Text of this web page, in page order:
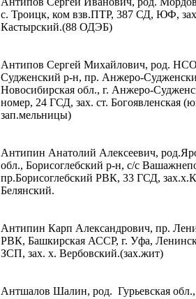
с. Троицк, ком взв.ПТР, 387 СД, ЮФ,
Кастырский.(88 ОДЭБ)
Антипов Сергей Михайлович, род.
Судженский р-н, пр. Анжеро-
Новосибирская обл., г. Анжеро-
номер, 24 ГСД, зах. ст. Богоявленская
зап.мельницы)
Антипин Анатолий Алексеевич,
обл., Борисоглебский р-н, с/с
пр.Борисоглебский РВК, 33 ГСД,
Белянский.
Антипин Карп Александрович, пр.
РВК, Башкирская АССР, г. Уфа,
ЗСП, зах. х. Вербовский.(зах.жит)
Антшалов Шалин, род. Гурьевская обл.,